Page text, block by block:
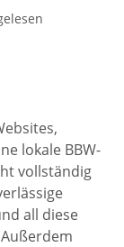
lokale BBW-
vollständig
all diese